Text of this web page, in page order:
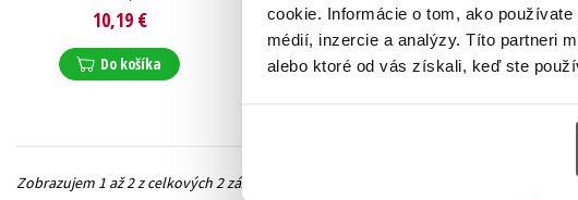
cookie. Informácie o tom, ako
médií, inzercie a analýzy. Títo partneri
alebo ktoré od vás získali, keď ste
,
Egon Bondy, Zuzana Horká
Jiří Daníček, Petr Šabach
Karel Benetka
10,19 €
Do košíka
Viktor Fischl,
Bohuslav Reynek
Do košíka
Zobrazujem 1 až 2 z celkových 2 záznamov